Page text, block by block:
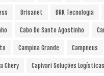
Brisanet BRK Tecnologia
Cabo De Santo Agostinho
Campina Grande Campneus
Chery Capivari Soluções Logísticas